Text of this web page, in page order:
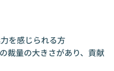
を感じられる方
裁量の大きさがあり、貢献